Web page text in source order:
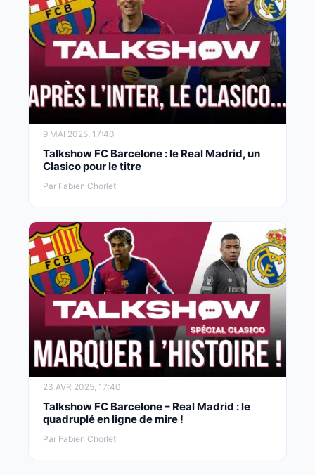
9 MAI 2025, 17:40
Talkshow FC Barcelone : le Real Madrid, un
Clasico pour le titre
Par Fabien Chorlet
23 AVR 2025, 17:40
Talkshow FC Barcelone – Real Madrid : le
quadruplé en ligne de mire !
Par Fabien Chorlet